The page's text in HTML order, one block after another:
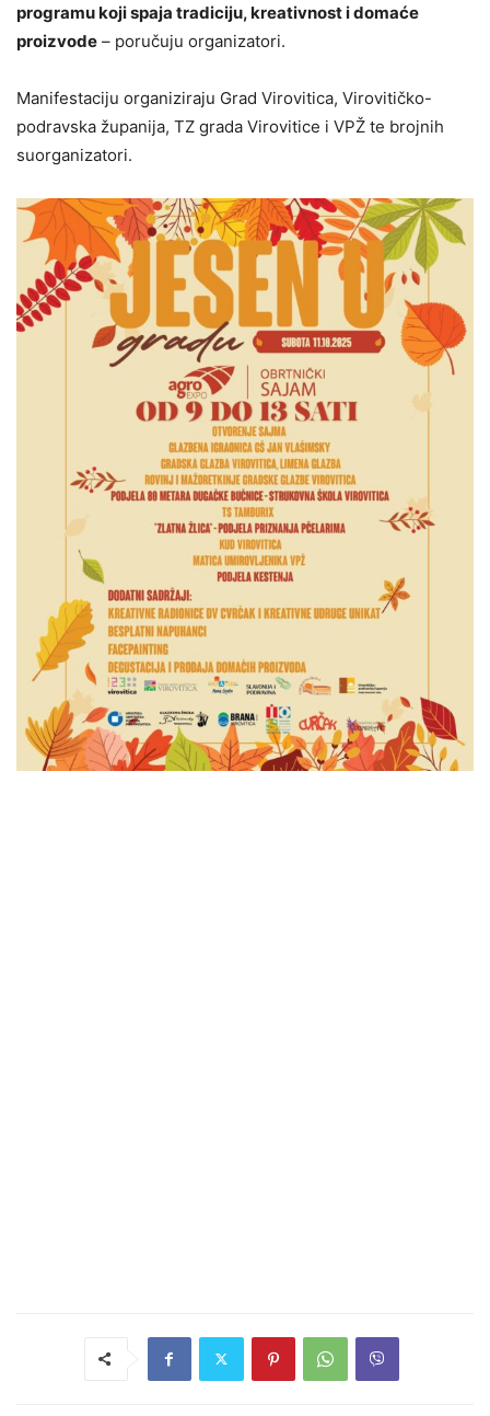
programu koji spaja tradiciju, kreativnost i domaće
proizvode – poručuju organizatori.
Manifestaciju organiziraju Grad Virovitica, Virovitičko-
podravska županija, TZ grada Virovitice i VPŽ te brojnih
suorganizatori.